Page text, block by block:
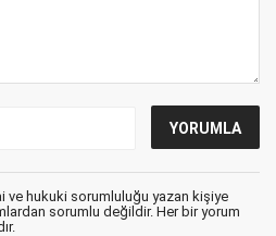
ve hukuki sorumluluğu yazan kişiye
sorumlu değildir. Her bir yorum